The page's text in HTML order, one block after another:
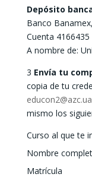
Depósito
Banco
Cuenta 4166435
A nombre de:
3 Envía tu
copia de tu
mismo los
Curso al que te
Nombre
Matrícula